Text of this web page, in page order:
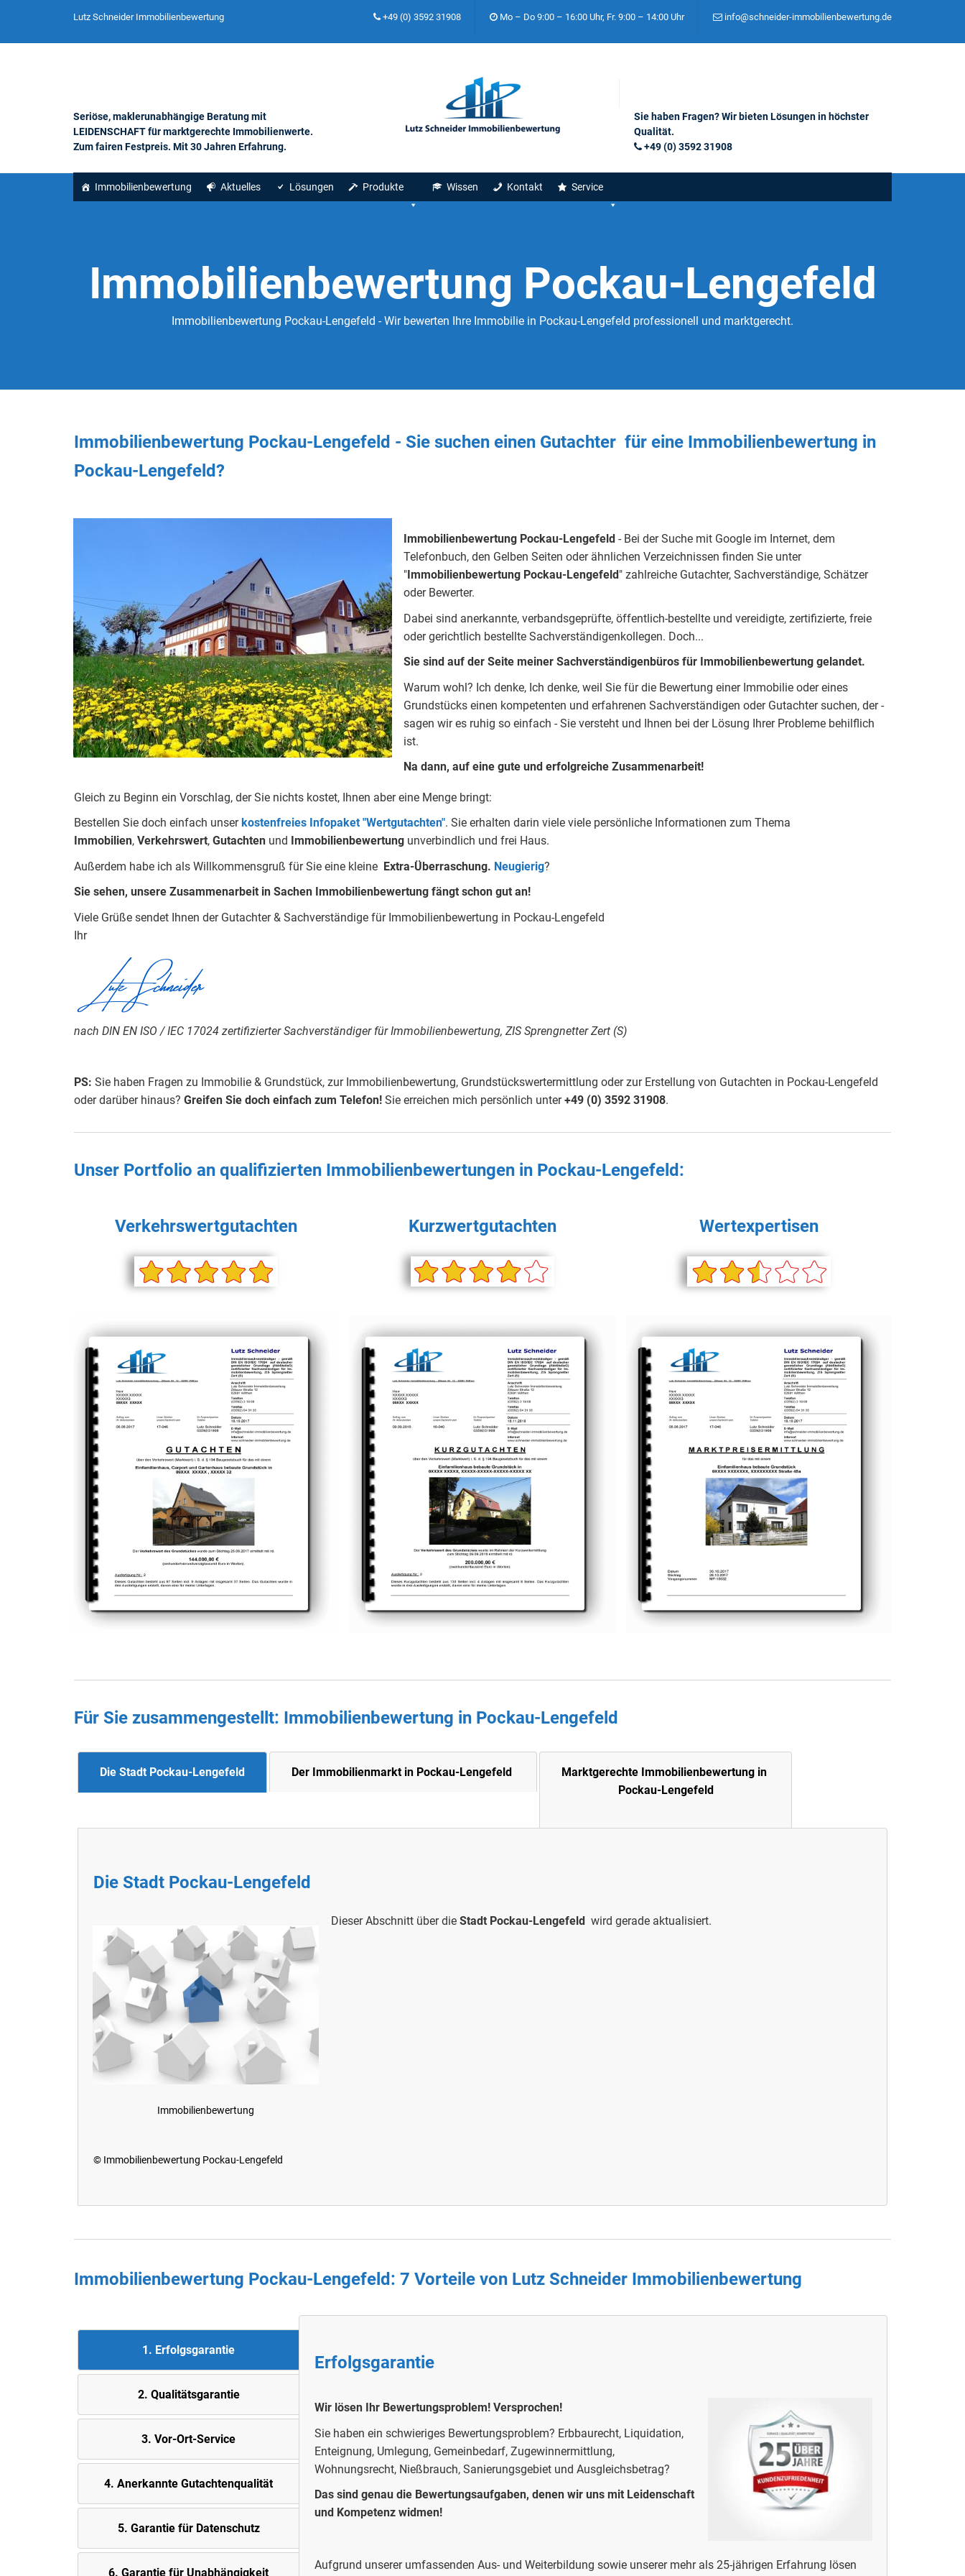
Lutz Schneider Immobilienbewertung +49 (0) 3592 31908 Mo – Do 9:00 – 16:00 Uhr, Fr. 9:00 – 14:00 Uhr info@schneider-immobilienbewertung.de
Seriöse, maklerunabhängige Beratung mit
LEIDENSCHAFT für marktgerechte Immobilienwerte.
Zum fairen Festpreis. Mit 30 Jahren Erfahrung.
Sie haben Fragen? Wir bieten Lösungen in höchster
Qualität.
+49 (0) 3592 31908
Immobilienbewertung Aktuelles Lösungen Produkte Wissen Kontakt Service
Immobilienbewertung Pockau-Lengefeld
Immobilienbewertung Pockau-Lengefeld - Wir bewerten Ihre Immobilie in Pockau-Lengefeld professionell und marktgerecht.
Immobilienbewertung Pockau-Lengefeld - Sie suchen einen Gutachter für eine Immobilienbewertung in
Pockau-Lengefeld?
Immobilienbewertung Pockau-Lengefeld- Bei der Suche mit Google im Internet, dem
Telefonbuch, den Gelben Seiten oder ähnlichen Verzeichnissen finden Sie unter
"Immobilienbewertung Pockau-Lengefeld" zahlreiche Gutachter, Sachverständige, Schätzer
oder Bewerter.
Dabei sind anerkannte, verbandsgeprüfte, öffentlich-bestellte und vereidigte, zertifizierte, freie
oder gerichtlich bestellte Sachverständigenkollegen. Doch...
Sie sind auf der Seite meiner Sachverständigenbüros für Immobilienbewertung gelandet.
Warum wohl? Ich denke, Ich denke, weil Sie für die Bewertung einer Immobilie oder eines
Grundstücks einen kompetenten und erfahrenen Sachverständigen oder Gutachter suchen, der -
sagen wir es ruhig so einfach - Sie versteht und Ihnen bei der Lösung Ihrer Probleme behilflich
ist.
Na dann, auf eine gute und erfolgreiche Zusammenarbeit!
Gleich zu Beginn ein Vorschlag, der Sie nichts kostet, Ihnen aber eine Menge bringt:
Bestellen Sie doch einfach unserkostenfreies Infopaket "Wertgutachten". Sie erhalten darin viele viele persönliche Informationen zum Thema
Immobilien, Verkehrswert, Gutachten und Immobilienbewertung unverbindlich und frei Haus.
Außerdem habe ich als Willkommensgruß für Sie eine kleine Extra-Überraschung. Neugierig?
Sie sehen, unsere Zusammenarbeit in Sachen Immobilienbewertung fängt schon gut an!
Viele Grüße sendet Ihnen der Gutachter & Sachverständige für Immobilienbewertung in Pockau-Lengefeld
Ihr
Lutz Schneider
nach DIN EN ISO / IEC 17024 zertifizierter Sachverständiger für Immobilienbewertung, ZIS Sprengnetter Zert (S)
PS: Sie haben Fragen zu Immobilie & Grundstück, zur Immobilienbewertung, Grundstückswertermittlung oder zur Erstellung von Gutachten in Pockau-Lengefeld
oder darüber hinaus? Greifen Sie doch einfach zum Telefon! Sie erreichen mich persönlich unter+49 (0) 3592 31908.
Unser Portfolio an qualifizierten Immobilienbewertungen in Pockau-Lengefeld:
Verkehrswertgutachten Kurzwertgutachten Wertexpertisen
Für Sie zusammengestellt : Immobilienbewertung in Pockau-Lengefeld
Die Stadt Pockau-Lengefeld Der Immobilienmarkt in Pockau-Lengefeld
Marktgerechte Immobilienbewertung in
Pockau-Lengefeld
Die Stadt Pockau-Lengefeld
Immobilienbewertung
Dieser Abschnitt über dieStadt Pockau-Lengefeld wird gerade aktualisiert.
© Immobilienbewertung Pockau-Lengefeld
Immobilienbewertung Pockau-Lengefeld: 7 Vorteile von Lutz Schneider Immobilienbewertung
1. Erfolgsgarantie
2. Qualitätsgarantie
3. Vor-Ort-Service
4. Anerkannte Gutachtenqualität
5. Garantie für Datenschutz
6. Garantie für Unabhängigkeit
Erfolgsgarantie
Wir lösen Ihr Bewertungsproblem! Versprochen!
Sie haben ein schwieriges Bewertungsproblem? Erbbaurecht, Liquidation,
Enteignung, Umlegung, Gemeinbedarf, Zugewinnermittlung,
Wohnungsrecht, Nießbrauch, Sanierungsgebiet und Ausgleichsbetrag?
Das sind genau die Bewertungsaufgaben, denen wir uns mit Leidenschaft
und Kompetenz widmen!
Aufgrund unserer umfassenden Aus- und Weiterbildung sowie unserer mehr als 25-jährigen Erfahrung lösen